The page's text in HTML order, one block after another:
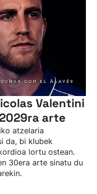
Valentini
arte
atzelaria
da, bi klubek
lortu ostean.
30era arte sinatu du